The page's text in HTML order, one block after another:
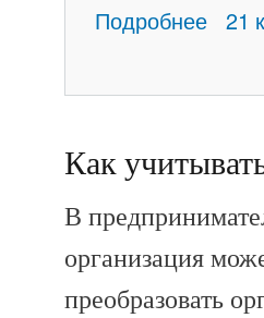
Подробнее 21
Как
В
организация
преобразовать